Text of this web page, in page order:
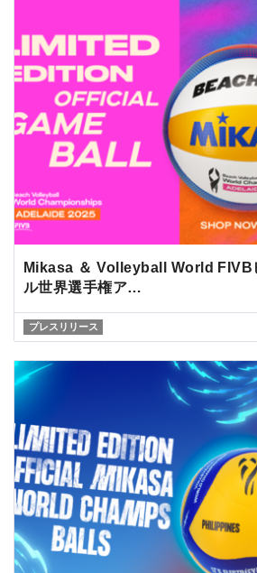
Mikasa ＆ Volleyball World FIVB
ル世界選手権ア…
プレスリリース